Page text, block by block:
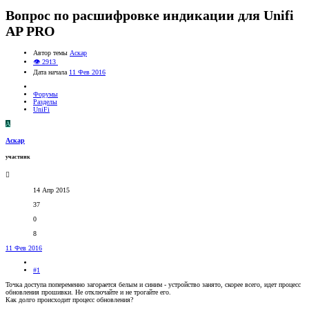
Вопрос по расшифровке индикации для Unifi
AP PRO
Автор темы Аскар
👁 2913
Дата начала 11 Фев 2016
Форумы
Разделы
UniFi
А
Аскар
участник
14 Апр 2015
37
0
8
11 Фев 2016
#1
Точка доступа попеременно загорается белым и синим - устройство занято, скорее всего, идет процесс
обновления прошивки. Не отключайте и не трогайте его.
Как долго происходит процесс обновления?